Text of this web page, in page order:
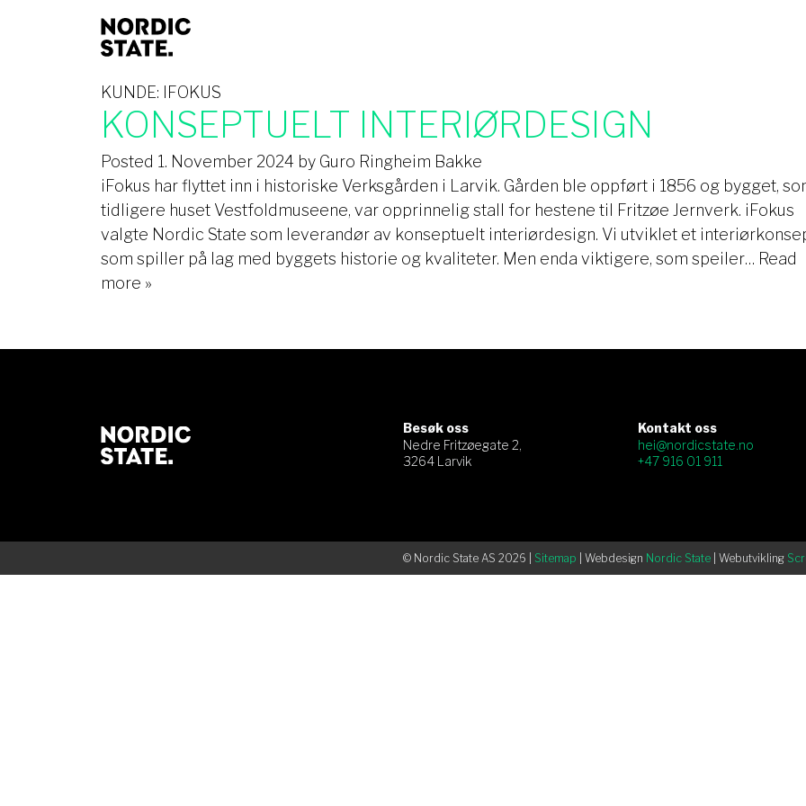
KUNDE: IFOKUS
KONSEPTUELT INTERIØRDESIGN
Posted 1. November 2024 by Guro Ringheim Bakke
iFokus har flyttet inn i historiske Verksgården i Larvik. Gården ble oppført i 1856 og bygget,
tidligere huset Vestfoldmuseene, var opprinnelig stall for hestene til Fritzøe Jernverk. iFokus
valgte Nordic State som leverandør av konseptuelt interiørdesign. Vi utviklet et
som spiller på lag med byggets historie og kvaliteter. Men enda viktigere, som speiler… Read
more »
Besøk oss
Nedre Fritzøegate 2,
3264 Larvik
Kontakt oss
hei@nordicstate.no
+47 916 01 911
© Nordic State AS 2026 | Sitemap | Webdesign Nordic State | Webutvikling